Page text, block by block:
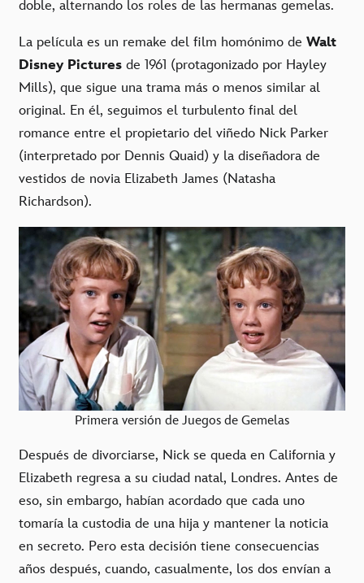
doble, alternando los roles de las hermanas gemelas.
La película es un remake del film homónimo de Walt
Disney Pictures de 1961 (protagonizado por Hayley
Mills), que sigue una trama más o menos similar al
original. En él, seguimos el turbulento final del
romance entre el propietario del viñedo Nick Parker
(interpretado por Dennis Quaid) y la diseñadora de
vestidos de novia Elizabeth James (Natasha
Richardson).
Primera versión de Juegos de Gemelas
Después de divorciarse, Nick se queda en California y
Elizabeth regresa a su ciudad natal, Londres. Antes de
eso, sin embargo, habían acordado que cada uno
tomaría la custodia de una hija y mantener la noticia
en secreto. Pero esta decisión tiene consecuencias
años después, cuando, casualmente, los dos envían a